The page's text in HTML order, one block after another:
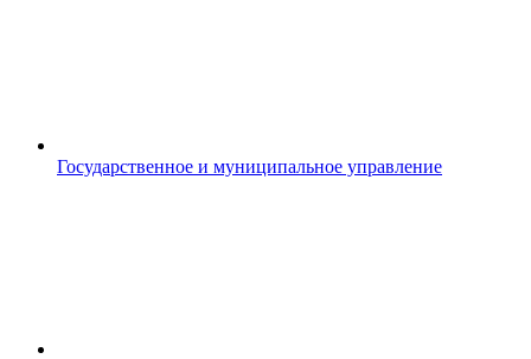
Государственное и муниципальное управление